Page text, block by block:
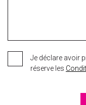
Je déclare avoir
réserve les